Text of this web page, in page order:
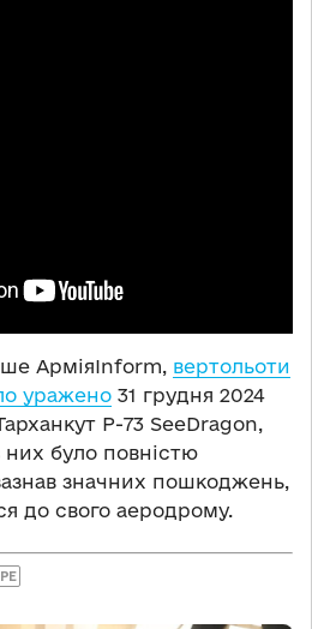
АрміяInform, вертольоти
уражено 31 грудня 2024
Р-73 SeeDragon,
них було повністю
значних пошкоджень,
до свого аеродрому.